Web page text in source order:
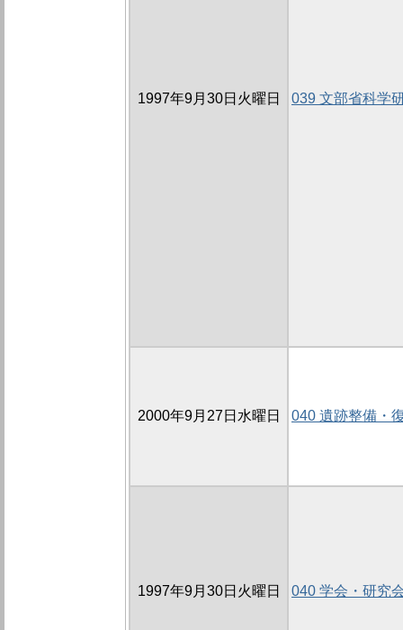
1997年9月30日火曜日 039 文部省科学
2000年9月27日水曜日 040 遺跡整備・
1997年9月30日火曜日 040 学会・研究